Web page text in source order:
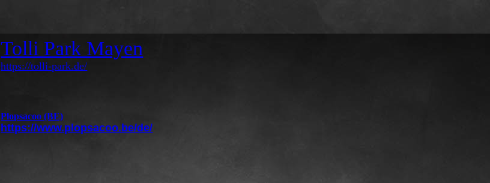
Tolli Park Mayen
https://tolli-park.de/
Plopsacoo (BE)
https://www.plopsacoo.be/de/